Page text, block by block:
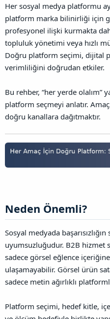
a
h
ğ
l
a
t
ı
s
ı
o
p
a
l
a
Her sosyal medya platformu
platform marka bilinirliği için
profesyonel ilişki kurmakta
topluluk yönetimi veya hızlı
Doğru platform seçimi, dijital
verimliliğini doğrudan etkiler.
Bu rehber, “her yerde olalım”
platform seçmeyi anlatır.
doğru kanallara dağıtmaktır.
Neden Önemli?​
Sosyal medyada
uyumsuzluğudur. B2B hizmet
sadece görsel eğlence
ulaşamayabilir. Görsel ürün
sadece metin ağırlıklı
Platform seçimi, hedef kitle,